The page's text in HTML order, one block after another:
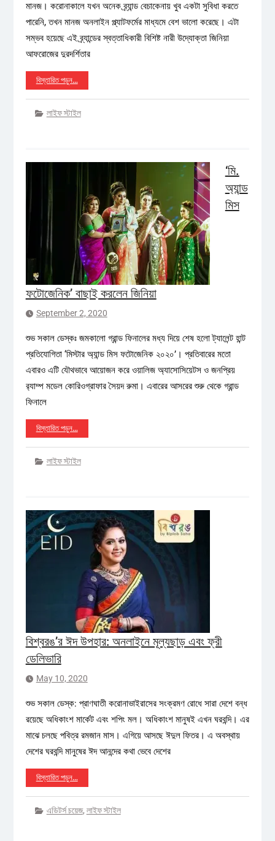
মানজ। করোনাকালে যখন অনেক ব্র্যান্ড বেচাকেনায় খুব একটা সুবিধা করতে
পারেনি, তখন মানজ অনলাইন প্ল্যাটফর্মের মাধ্যমে বেশ ভালো করেছে। এটা
সম্ভব হয়েছে এই ব্র্যান্ডের স্বত্তাধিকারী বিশিষ্ট নারী উদ্যোক্তা জিনিয়া
আফরোজের দুরদর্শিতার
বিস্তারিত পড়ুন…
লাইফ স্টাইল
‘মি.
অ্যান্ড
মিস
ফটোজেনিক’ বাছাই করলেন জিনিয়া
September 2, 2020
শুভ সকাল ডেস্কঃ জমকালো গ্রান্ড ফিনালের মধ্য দিয়ে শেষ হলো ট্যালেন্ট হান্ট
প্রতিযোগিতা ‘মিস্টার অ্যান্ড মিস ফটোজেনিক ২০২০’। প্রতিবারের মতো
এবারও এটি যৌথভাবে আয়োজন করে ওয়ালিজ অ্যাসোসিয়েটস ও জনপ্রিয়
র‌্যাম্প মডেল কোরিওগ্রাফার সৈয়দ রুমা। এবারের আসরের শুরু থেকে গ্রান্ড
ফিনালে
বিস্তারিত পড়ুন…
লাইফ স্টাইল
বিশ্বরঙ’র ঈদ উপহার: অনলাইনে মূল্যছাড় এবং ফ্রী
ডেলিভারি
May 10, 2020
শুভ সকাল ডেস্ক: প্রাণঘাতী করোনাভাইরাসের সংক্রমণ রোধে সারা দেশে বন্ধ
রয়েছে অধিকাংশ মার্কেট এবং শপিং মল। অধিকাংশ মানুষই এখন ঘরবন্দি। এর
মাঝে চলছে পবিত্র রমজান মাস। এগিয়ে আসছে ঈদুল ফিতর। এ অবস্থায়
দেশের ঘরবন্দি মানুষের ঈদ আনন্দের কথা ভেবে দেশের
বিস্তারিত পড়ুন…
এডিটর্স চয়েজ, লাইফ স্টাইল